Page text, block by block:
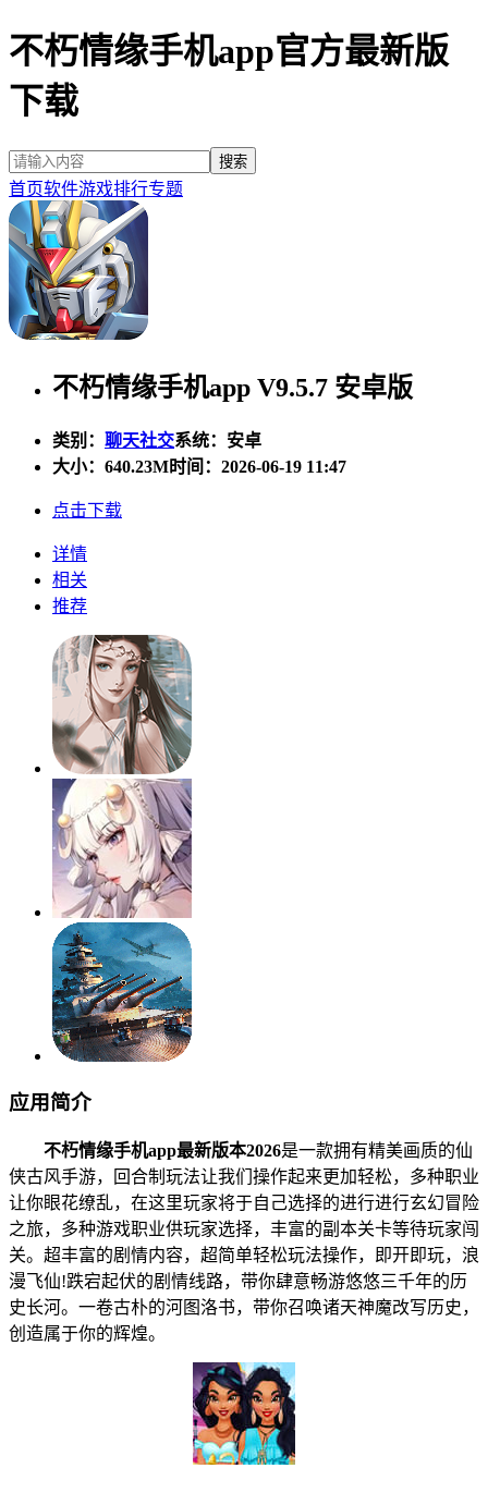
不朽情缘手机app官方最新版
下载
首页软件游戏排行专题
不朽情缘手机app V9.5.7 安卓版
类别： 聊天社交系统：安卓
大小： 640.23M时间：2026-06-19 11:47
点击下载
详情
相关
推荐
应用简介
不朽情缘手机app最新版本2026是一款拥有精美画质的仙
侠古风手游，回合制玩法让我们操作起来更加轻松，多种职业
让你眼花缭乱，在这里玩家将于自己选择的进行进行玄幻冒险
之旅，多种游戏职业供玩家选择，丰富的副本关卡等待玩家闯
关。超丰富的剧情内容，超简单轻松玩法操作，即开即玩，浪
漫飞仙!跌宕起伏的剧情线路，带你肆意畅游悠悠三千年的历
史长河。一卷古朴的河图洛书，带你召唤诸天神魔改写历史，
创造属于你的辉煌。